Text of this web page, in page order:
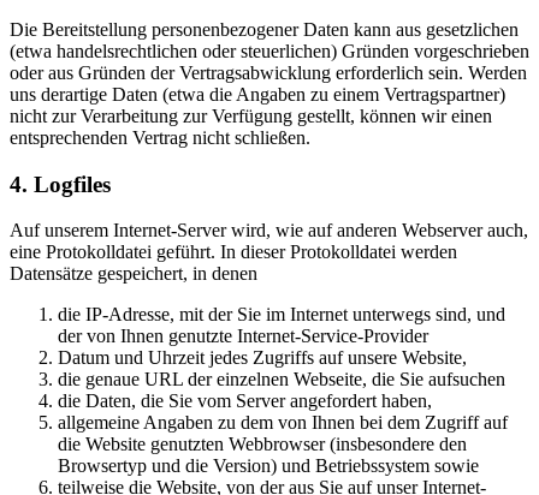
Die Bereitstellung personenbezogener Daten kann aus gesetzlichen
(etwa handelsrechtlichen oder steuerlichen) Gründen vorgeschrieben
oder aus Gründen der Vertragsabwicklung erforderlich sein. Werden
uns derartige Daten (etwa die Angaben zu einem Vertragspartner)
nicht zur Verarbeitung zur Verfügung gestellt, können wir einen
entsprechenden Vertrag nicht schließen.
4. Logfiles
Auf unserem Internet-Server wird, wie auf anderen Webserver auch,
eine Protokolldatei geführt. In dieser Protokolldatei werden
Datensätze gespeichert, in denen
die IP-Adresse, mit der Sie im Internet unterwegs sind, und
der von Ihnen genutzte Internet-Service-Provider
Datum und Uhrzeit jedes Zugriffs auf unsere Website,
die genaue URL der einzelnen Webseite, die Sie aufsuchen
die Daten, die Sie vom Server angefordert haben,
allgemeine Angaben zu dem von Ihnen bei dem Zugriff auf
die Website genutzten Webbrowser (insbesondere den
Browsertyp und die Version) und Betriebssystem sowie
teilweise die Website, von der aus Sie auf unser Internet-